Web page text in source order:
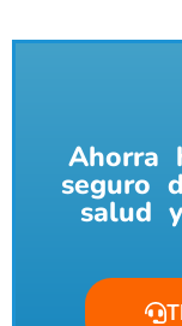
Ahorra
seguro
salud